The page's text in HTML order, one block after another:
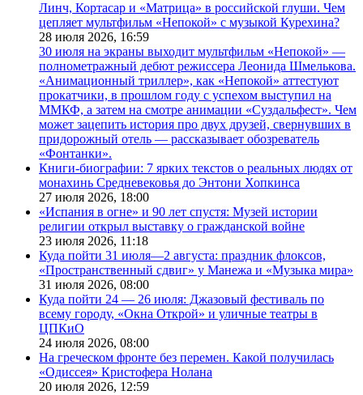
Линч, Кортасар и «Матрица» в российской глуши. Чем
цепляет мультфильм «Непокой» с музыкой Курехина?
28 июля 2026, 16:59
30 июля на экраны выходит мультфильм «Непокой» —
полнометражный дебют режиссера Леонида Шмелькова.
«Анимационный триллер», как «Непокой» аттестуют
прокатчики, в прошлом году с успехом выступил на
ММКФ, а затем на смотре анимации «Суздальфест». Чем
может зацепить история про двух друзей, свернувших в
придорожный отель — рассказывает обозреватель
«Фонтанки».
Книги-биографии: 7 ярких текстов о реальных людях от
монахинь Средневековья до Энтони Хопкинса
27 июля 2026, 18:00
«Испания в огне» и 90 лет спустя: Музей истории
религии открыл выставку о гражданской войне
23 июля 2026, 11:18
Куда пойти 31 июля—2 августа: праздник флоксов,
«Пространственный сдвиг» у Манежа и «Музыка мира»
31 июля 2026, 08:00
Куда пойти 24 — 26 июля: Джазовый фестиваль по
всему городу, «Окна Открой» и уличные театры в
ЦПКиО
24 июля 2026, 08:00
На греческом фронте без перемен. Какой получилась
«Одиссея» Кристофера Нолана
20 июля 2026, 12:59